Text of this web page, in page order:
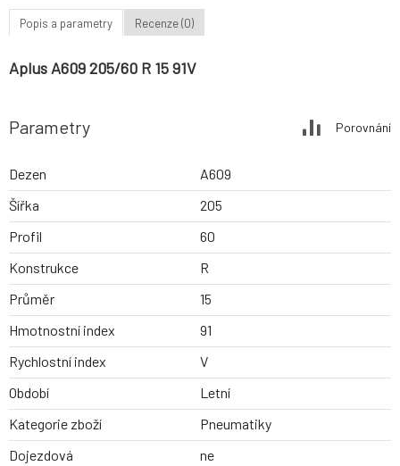
Popis a parametry Recenze (0)
Aplus A609 205/60 R 15 91V
Parametry Porovnání
Dezen
A609
Šířka
205
Profil
60
Konstrukce
R
Průměr
15
Hmotnostní index
91
Rychlostní index
V
Období
Letní
Kategorie zboží
Pneumatiky
Dojezdová
ne